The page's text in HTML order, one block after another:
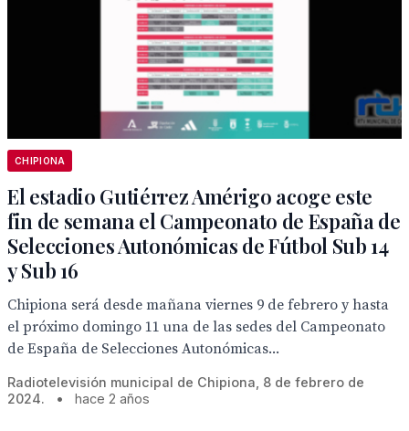
CHIPIONA
El estadio Gutiérrez Amérigo acoge este
fin de semana el Campeonato de España de
Selecciones Autonómicas de Fútbol Sub 14
y Sub 16
Chipiona será desde mañana viernes 9 de febrero y hasta
el próximo domingo 11 una de las sedes del Campeonato
de España de Selecciones Autonómicas...
Radiotelevisión municipal de Chipiona, 8 de febrero de
2024.
• hace 2 años